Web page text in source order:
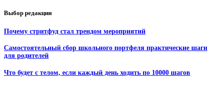
Выбор редакции
Почему стритфуд стал трендом мероприятий
Самостоятельный сбор школьного портфеля практические шаги
для родителей
Что будет с телом, если каждый день ходить по 10000 шагов